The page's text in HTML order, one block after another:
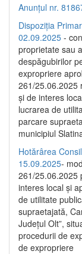
Anunțul nr.
Dispoziția
02.09.2025 -
proprietate sau
despăgubirilor
expropriere
261/25.06.2025
și de interes
lucrarea de
parcare
municipiul
Hotărârea
15.09.2025-
261/25.06.2025
interes local și
de utilitate
supraetajată,
Județul Olt”,
procedurii de
de expropriere